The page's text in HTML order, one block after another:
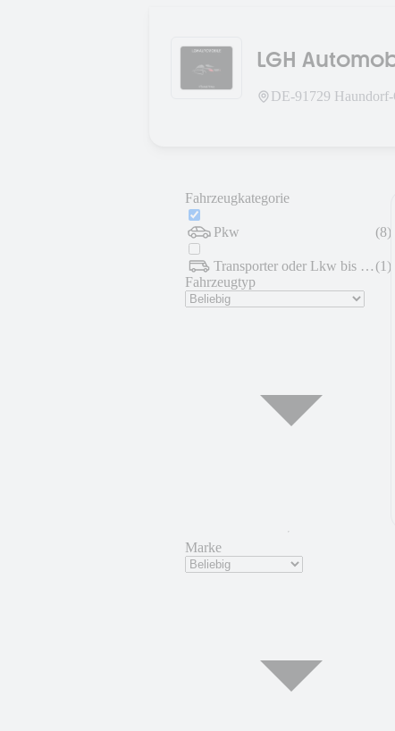
LGH
DE-91729
Fahrzeugkategorie
Pkw (8)
Transporter oder Lkw bis 7,5 t (1)
Fahrzeugtyp
Marke